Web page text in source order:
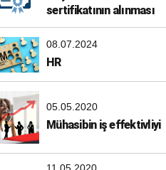
sertifikatının alınması
08.07.2024
HR
05.05.2020
Mühasibin iş effektivliyi
11.05.2020